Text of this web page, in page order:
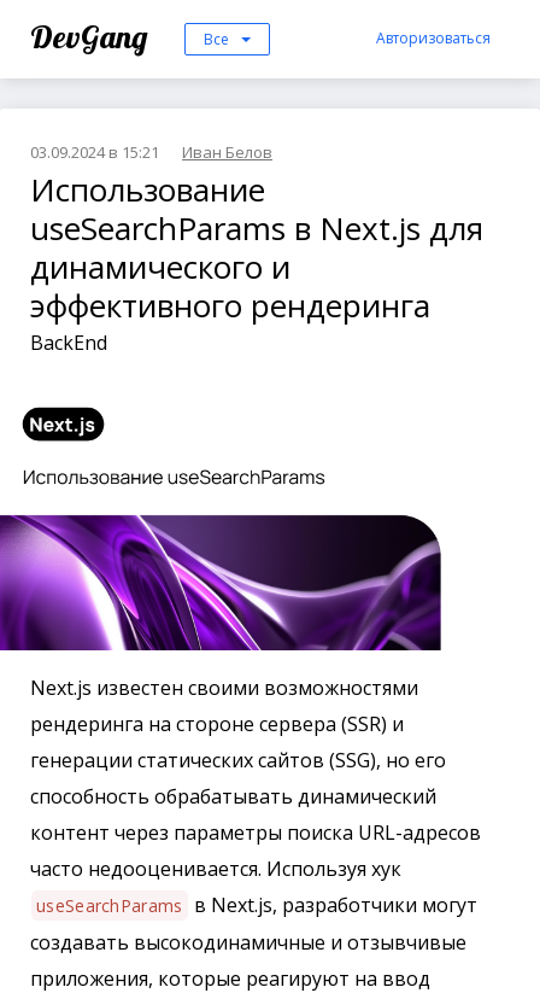
DevGang Все Авторизоваться
03.09.2024 в 15:21 Иван Белов
Использование
useSearchParams в Next.js для
динамического и
эффективного рендеринга
BackEnd
Next.js известен своими возможностями
рендеринга на стороне сервера (SSR) и
генерации статических сайтов (SSG), но его
способность обрабатывать динамический
контент через параметры поиска URL-адресов
часто недооценивается. Используя хук
useSearchParams
в Next.js, разработчики могут
создавать высокодинамичные и отзывчивые
приложения, которые реагируют на ввод